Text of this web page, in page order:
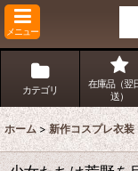
メニュー
カテゴリ
在庫品（翌
送）
ホーム > 新作コスプレ衣装